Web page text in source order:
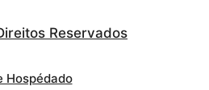
Reservados
Hospédado